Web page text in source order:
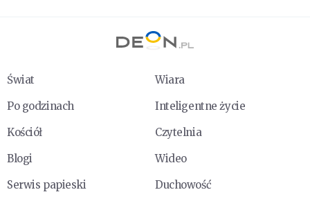
Świat
Wiara
Po godzinach
Inteligentne życie
Kościół
Czytelnia
Blogi
Wideo
Serwis papieski
Duchowość